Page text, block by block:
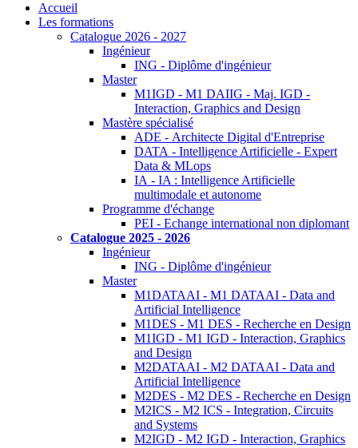
Accueil
Les formations
Catalogue 2026 - 2027
Ingénieur
ING - Diplôme d'ingénieur
Master
M1IGD - M1 DAIIG - Maj. IGD -
Interaction, Graphics and Design
Mastère spécialisé
ADE - Architecte Digital d'Entreprise
DATA - Intelligence Artificielle - Expert
Data & MLops
IA - IA : Intelligence Artificielle
multimodale et autonome
Programme d'échange
PEI - Echange international non diplomant
Catalogue 2025 - 2026
Ingénieur
ING - Diplôme d'ingénieur
Master
M1DATAAI - M1 DATAAI - Data and
Artificial Intelligence
M1DES - M1 DES - Recherche en Design
M1IGD - M1 IGD - Interaction, Graphics
and Design
M2DATAAI - M2 DATAAI - Data and
Artificial Intelligence
M2DES - M2 DES - Recherche en Design
M2ICS - M2 ICS - Integration, Circuits
and Systems
M2IGD - M2 IGD - Interaction, Graphics